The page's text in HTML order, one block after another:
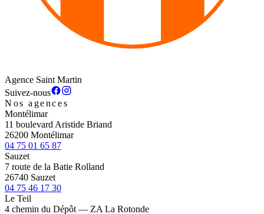
Agence Saint Martin
Suivez-nous
Nos agences
Montélimar
11 boulevard Aristide Briand
26200 Montélimar
04 75 01 65 87
Sauzet
7 route de la Batie Rolland
26740 Sauzet
04 75 46 17 30
Le Teil
4 chemin du Dépôt — ZA La Rotonde